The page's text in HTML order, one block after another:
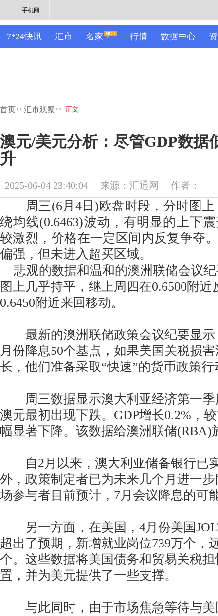
手机网
7*24快讯 汇市 名家 行情 数据中心
首页>> 汇市观察>> 正文
澳元/美元分析：尽管GDP数据
升
2025-06-04 23:40:04 来源：汇通网 作者：
周三(6月4日)欧盘时段，分时图上
绕均线(0.6463)波动，有明显的上下
较激烈，价格在一定区间内反复争夺
偏强，但未进入超买区域。
悲观的数据和温和的澳洲联储会议
图上几乎持平，继上周四在0.6500附
0.6450附近来回移动。
最新的澳洲联储政策会议纪要显示
月份降息50个基点，如果美国关税损
长，他们准备采取“快速”的货币政策行
周三数据显示澳大利亚经济第一季
澳元最初出现下跌。GDP增长0.2%，
幅显著下降。该数据给澳洲联储(RBA)
自2月以来，澳大利亚储备银行已
外，政策制定者已为未来几个月进一
场参与者目前预计，7月会议降息的可
另一方面，在美国，4月份美国
超出了预期，新增就业岗位739万个，
个。这些数据将美国债务和贸易关税
置，并为美元提供了一些支撑。
与此同时，由于市场焦急等待与美